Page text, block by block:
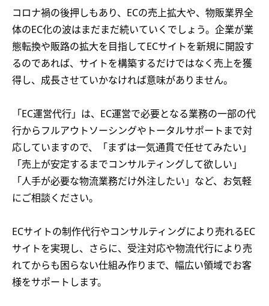
コロナ禍の後押しもあり、ECの売上拡大や、物販業界全
体のEC化の波はまだまだ続いていくでしょう。企業が業
態転換や販路の拡大を目指してECサイトを新規に開設す
るのであれば、サイトを構築するだけではなく売上を獲
得し、成長させていかなければ意味がありません。
「EC運営代行」は、EC運営で必要となる業務の一部の代
行からフルアウトソーシングやトータルサポートまで対
応していますので、「まずは一気通貫で任せてみたい」
「売上が安定するまでコンサルティングして欲しい」
「人手が必要な物流業務だけ外注したい」など、お気軽
にご相談ください。
ECサイトの制作代行やコンサルティングにより売れるEC
サイトを実現し、さらに、受注対応や物流代行により売
れてからも困らない仕組み作りまで、幅広い領域でお客
様をサポートします。